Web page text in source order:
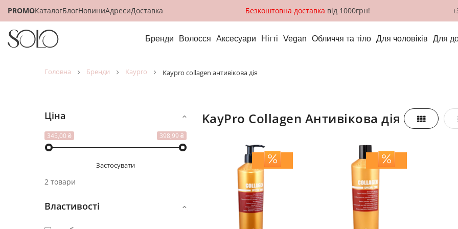
PROMOКаталогБлогНовиниАдресиДоставка Безкоштовна доставка від 1000грн!
Бренди Волосся Аксесуари Нігті Vegan Обличчя та тіло Для чоловіків Для
головна бренди kaypro kaypro collagen антивікова дія
KayPro Collagen Антивікова дія
Відобразити
Таблиця
Ціна
345,00 ₴ 398,99 ₴
Застосувати
2 товари
Властивості